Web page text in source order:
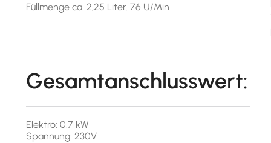
Füllmenge ca. 2,25 Liter. 76 U/Min
Gesamtanschlusswert:
Elektro: 0,7 kW
Spannung: 230V